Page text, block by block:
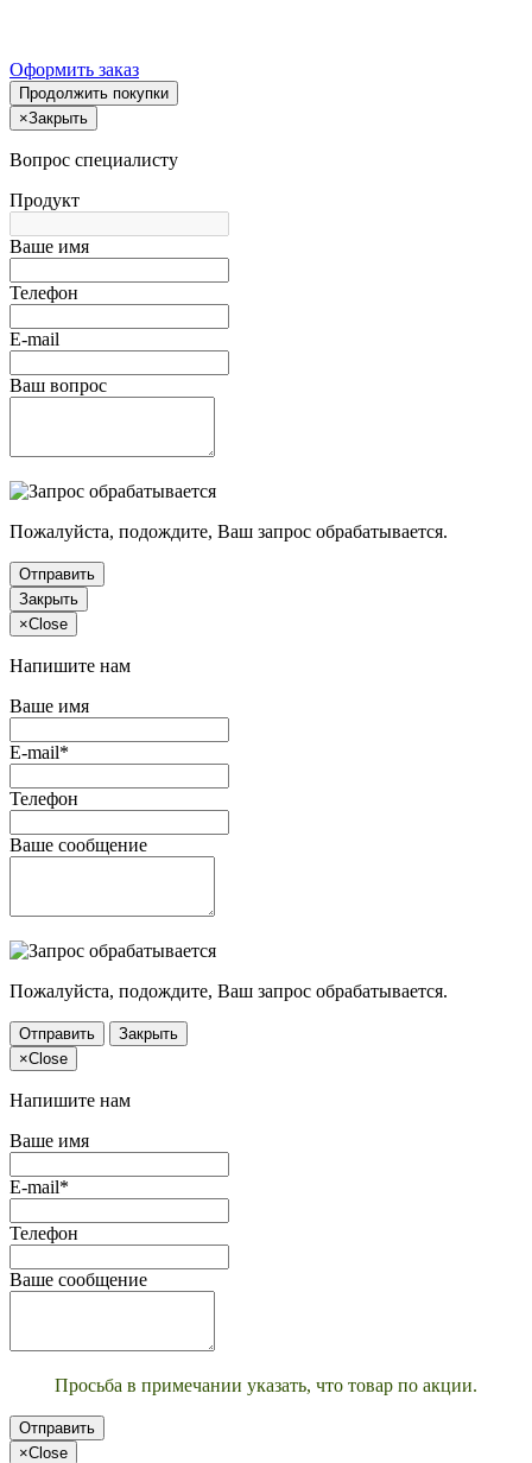
Оформить заказ
Продолжить покупки
×Закрыть
Вопрос специалисту
Продукт
Ваше имя
Телефон
E-mail
Ваш вопрос
Пожалуйста, подождите, Ваш запрос обрабатывается.
Отправить
Закрыть
×Close
Напишите нам
Ваше имя
E-mail*
Телефон
Ваше сообщение
Пожалуйста, подождите, Ваш запрос обрабатывается.
Отправить
Закрыть
×Close
Напишите нам
Ваше имя
E-mail*
Телефон
Ваше сообщение
Просьба в примечании указать, что товар по акции.
Отправить
×Close